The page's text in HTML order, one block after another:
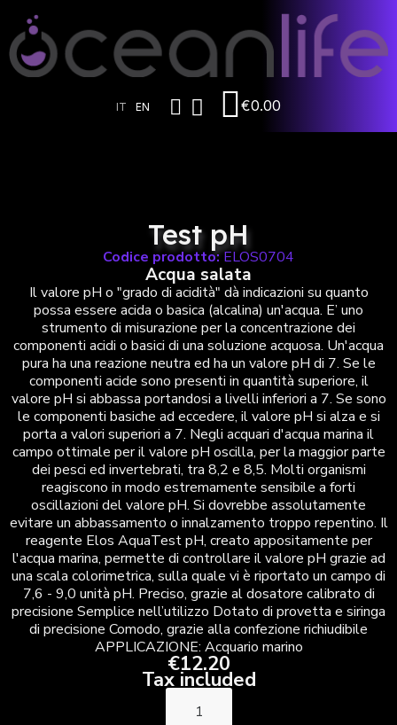
IT EN €0.00
Test pH
Codice prodotto: ELOS0704
Acqua salata
Il valore pH o "grado di acidità" dà indicazioni su quanto
possa essere acida o basica (alcalina) un'acqua. E’ uno
strumento di misurazione per la concentrazione dei
componenti acidi o basici di una soluzione acquosa. Un'acqua
pura ha una reazione neutra ed ha un valore pH di 7. Se le
componenti acide sono presenti in quantità superiore, il
valore pH si abbassa portandosi a livelli inferiori a 7. Se sono
le componenti basiche ad eccedere, il valore pH si alza e si
porta a valori superiori a 7. Negli acquari d'acqua marina il
campo ottimale per il valore pH oscilla, per la maggior parte
dei pesci ed invertebrati, tra 8,2 e 8,5. Molti organismi
reagiscono in modo estremamente sensibile a forti
oscillazioni del valore pH. Si dovrebbe assolutamente
evitare un abbassamento o innalzamento troppo repentino. Il
reagente Elos AquaTest pH, creato appositamente per
l'acqua marina, permette di controllare il valore pH grazie ad
una scala colorimetrica, sulla quale vi è riportato un campo di
7,6 - 9,0 unità pH. Preciso, grazie al dosatore calibrato di
precisione Semplice nell’utilizzo Dotato di provetta e siringa
di precisione Comodo, grazie alla confezione richiudibile
APPLICAZIONE: Acquario marino
€12.20
Tax included